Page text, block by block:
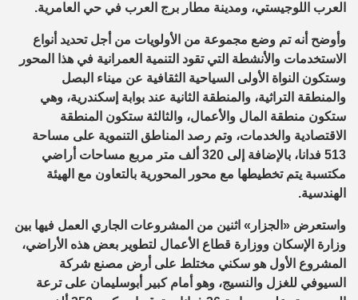
العرب اللوجيستي، ومدينة مطار برج العرب في حي العامرية.
وأوضح أنه تم وضع مجموعة من الأولويات من أجل تحديد أنواع
الاستخدمات والأنشطة التي تقود التنمية العمرانية في هذا المحور
وستكون النواة الأولى السياحية الثقافية عن ميناء البصل
والمنطقة التراثية، والمنطقة الثانية عند بوابة إسكندرية، وهي
ستكون منطقة المال والأعمال، والثالثة ستكون المنطقة
الاقتصادية والخدمات، وتم رصد المناطق التنموية على مساحة
513 فدانا، بالإضافة إلى 320 ألف متر مربع مساحات أراضي
مكتسبة يتم تخطيطها مع محور المحورية بالتعاون مع الهيئة
الهندسية.
واستعرض «الجزار» اثنين من المشروعات الجاري العمل فيها بين
وزارة الإسكان ووزارة قطاع الأعمال لتطوير بعض هذه الأراضي،
المشروع الأول هو سكني مختلط على أرض مصنع شركة
السيوفي للغزل والنسيج، وهو أمام كبير أبوسليمان على ترعة